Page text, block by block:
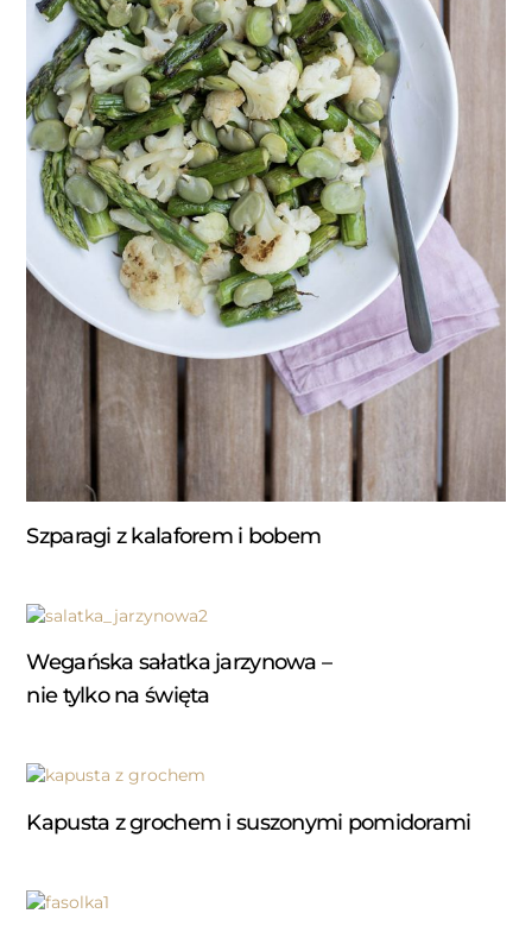
Szparagi z kalaforem i bobem
Wegańska sałatka jarzynowa –
nie tylko na święta
Kapusta z grochem i suszonymi pomidorami